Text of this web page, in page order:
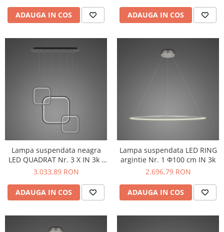
ADAUGA IN COS ADAUGA IN COS
Lampa suspendata neagra
LED QUADRAT Nr. 3 X IN 3k /
80cm
3.033,89 RON
ADAUGA IN COS
Lampa suspendata LED RING
argintie Nr. 1 Φ100 cm IN 3k
2.696,79 RON
ADAUGA IN COS